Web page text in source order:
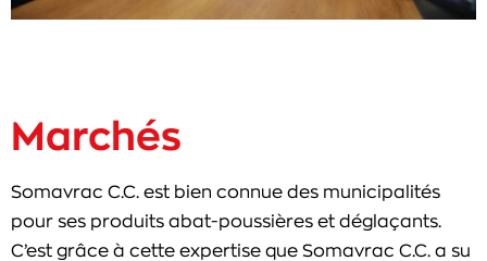
Marchés
Somavrac C.C. est bien connue des municipalités
pour ses produits abat-poussières et déglaçants.
C’est grâce à cette expertise que Somavrac C.C. a su